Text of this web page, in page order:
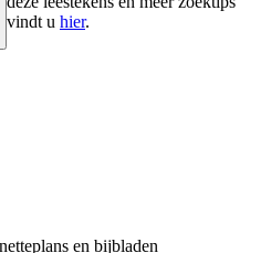
vindt u hier.
en bijbladen